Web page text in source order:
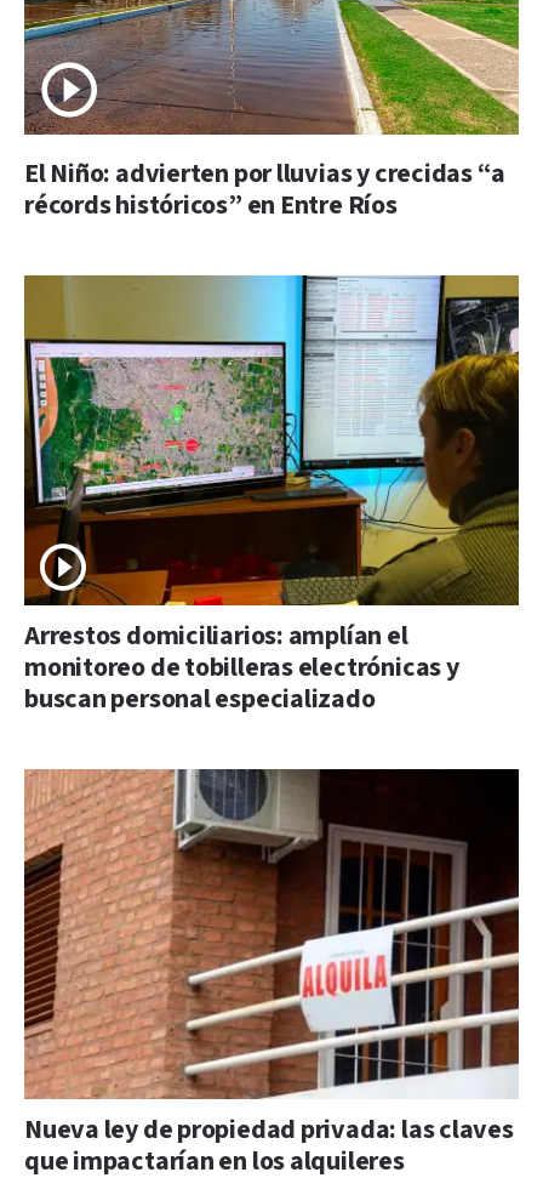
El Niño: advierten por lluvias y crecidas “a
récords históricos” en Entre Ríos
Arrestos domiciliarios: amplían el
monitoreo de tobilleras electrónicas y
buscan personal especializado
Nueva ley de propiedad privada: las claves
que impactarían en los alquileres